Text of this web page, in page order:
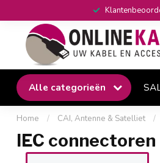
Alle categorieën
Home / CAI, Antenne & Satelliet /
IEC connectoren